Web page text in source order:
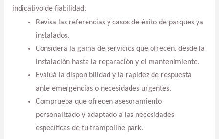
indicativo de fiabilidad.
Revisa las referencias y casos de éxito de parques ya
instalados.
Considera la gama de servicios que ofrecen, desde la
instalación hasta la reparación y el mantenimiento.
Evaluá la disponibilidad y la rapidez de respuesta
ante emergencias o necesidades urgentes.
Comprueba que ofrecen asesoramiento
personalizado y adaptado a las necesidades
específicas de tu trampoline park.